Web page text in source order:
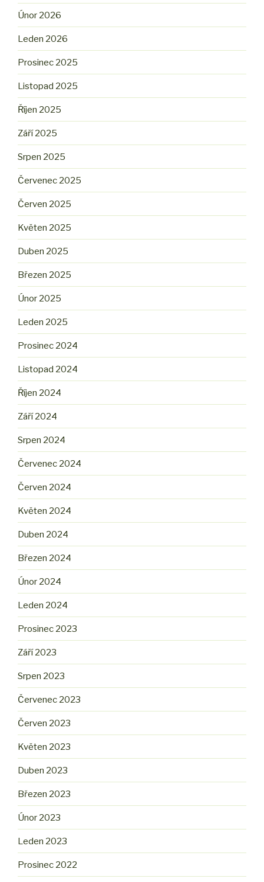
Únor 2026
Leden 2026
Prosinec 2025
Listopad 2025
Říjen 2025
Září 2025
Srpen 2025
Červenec 2025
Červen 2025
Květen 2025
Duben 2025
Březen 2025
Únor 2025
Leden 2025
Prosinec 2024
Listopad 2024
Říjen 2024
Září 2024
Srpen 2024
Červenec 2024
Červen 2024
Květen 2024
Duben 2024
Březen 2024
Únor 2024
Leden 2024
Prosinec 2023
Září 2023
Srpen 2023
Červenec 2023
Červen 2023
Květen 2023
Duben 2023
Březen 2023
Únor 2023
Leden 2023
Prosinec 2022